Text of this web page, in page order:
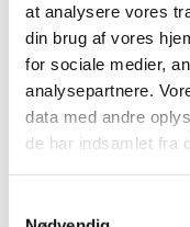
at analysere vores
din brug af vores
for sociale medier,
analysepartnere.
data med andre
de har indsamlet fra